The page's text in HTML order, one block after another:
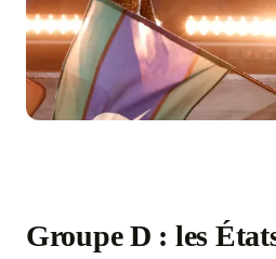
Groupe D : les